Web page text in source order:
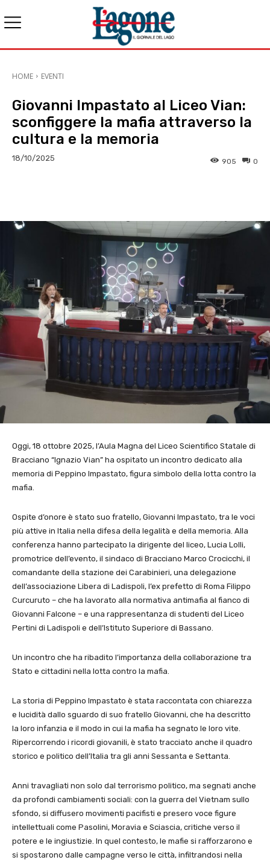
HOME EVENTI
Giovanni Impastato al Liceo Vian:
sconfiggere la mafia attraverso la
cultura e la memoria
18/10/2025 0
905
Oggi, 18 ottobre 2025, l’Aula Magna del Liceo Scientifico Statale di
Bracciano “Ignazio Vian” ha ospitato un incontro dedicato alla
memoria di Peppino Impastato, figura simbolo della lotta contro la
mafia.
Ospite d’onore è stato suo fratello, Giovanni Impastato, tra le voci
più attive in Italia nella difesa della legalità e della memoria. Alla
conferenza hanno partecipato la dirigente del liceo, Lucia Lolli,
promotrice dell’evento, il sindaco di Bracciano Marco Crocicchi, il
comandante della stazione dei Carabinieri, una delegazione
dell’associazione Libera di Ladispoli, l’ex prefetto di Roma Filippo
Curcuruto – che ha lavorato alla normativa antimafia al fianco di
Giovanni Falcone – e una rappresentanza di studenti del Liceo
Pertini di Ladispoli e dell’Istituto Superiore di Bassano.
Un incontro che ha ribadito l’importanza della collaborazione tra
Stato e cittadini nella lotta contro la mafia.
La storia di Peppino Impastato è stata raccontata con chiarezza
e lucidità dallo sguardo di suo fratello Giovanni, che ha descritto
la loro infanzia e il modo in cui la mafia ha segnato le loro vite.
Ripercorrendo i ricordi giovanili, è stato tracciato anche il quadro
storico e politico dell’Italia tra gli anni Sessanta e Settanta.
Anni travagliati non solo dal terrorismo politico, ma segnati anche
da profondi cambiamenti sociali: con la guerra del Vietnam sullo
sfondo, si diffusero movimenti pacifisti e presero voce figure
intellettuali come Pasolini, Moravia e Sciascia, critiche verso il
potere e le ingiustizie. In quel contesto, le mafie si rafforzarono e
si spostarono dalle campagne verso le città, infiltrandosi nella